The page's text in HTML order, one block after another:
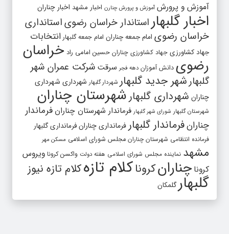
آموزش و پرورش آموزش و پرورش چنارن اخبار مشهد اخبار چناران
اخبار گلبهار استاندار خراسان رضویاستانداری
خراسان رضوی امام جمعه چناران امام جمعه گلبهار انتخابات
جهاد کشاورزی جهاد کشاورزی چناران حسین امامی راد خراسان
رضوی دانش آموزان دهه فجر سرقت شرکت عمران شهر
گلبهار شهر جدید گلبهار شهردار گلبهار شهرداری شهرداری
چناران شهرداری گلبهار شهرستان چناران
شهرستان گلبهار شورای شهر گلبهار فرماندار شهرستان چناران فرماندار
چنارانفرماندار گلبهار فرمانداری چنارانفرمانداری گلبهار
فرمانده انتظامی شهرستان چناران مجلس شورای اسلامی مسکن مهر
مشهد نماینده مجلس شورای اسلامی هفته دولت واکسن کرونا ویروس
کرونا چنارانکروناکلام تازهکلام تازه نیوز
گلبهار گلمکان